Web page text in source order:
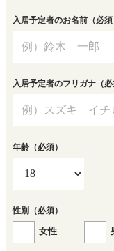
入居予定者のお名前 （必須
入居予定者のフリガナ （
年齢 （必須）
性別 （必須）
女性